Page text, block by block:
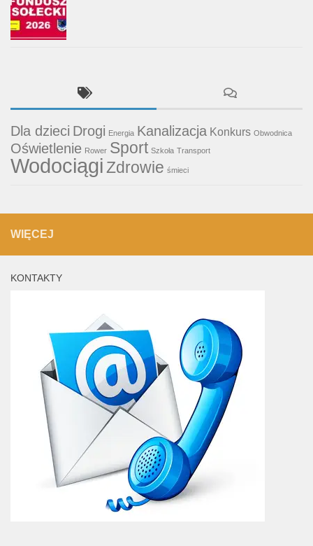
Dla dzieci Drogi Energia Kanalizacja Konkurs Obwodnica
Oświetlenie Rower Sport Szkoła Transport
WodociągiZdrowie śmieci
WIĘCEJ
KONTAKTY